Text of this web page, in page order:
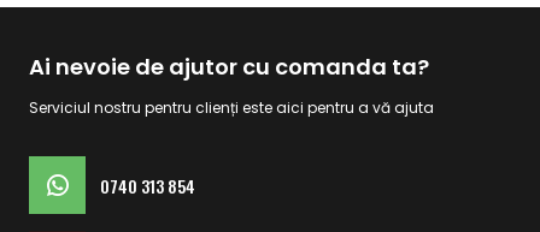
Ai nevoie de ajutor cu comanda ta?
Serviciul nostru pentru clienți este aici pentru a vă ajuta
0740 313 854